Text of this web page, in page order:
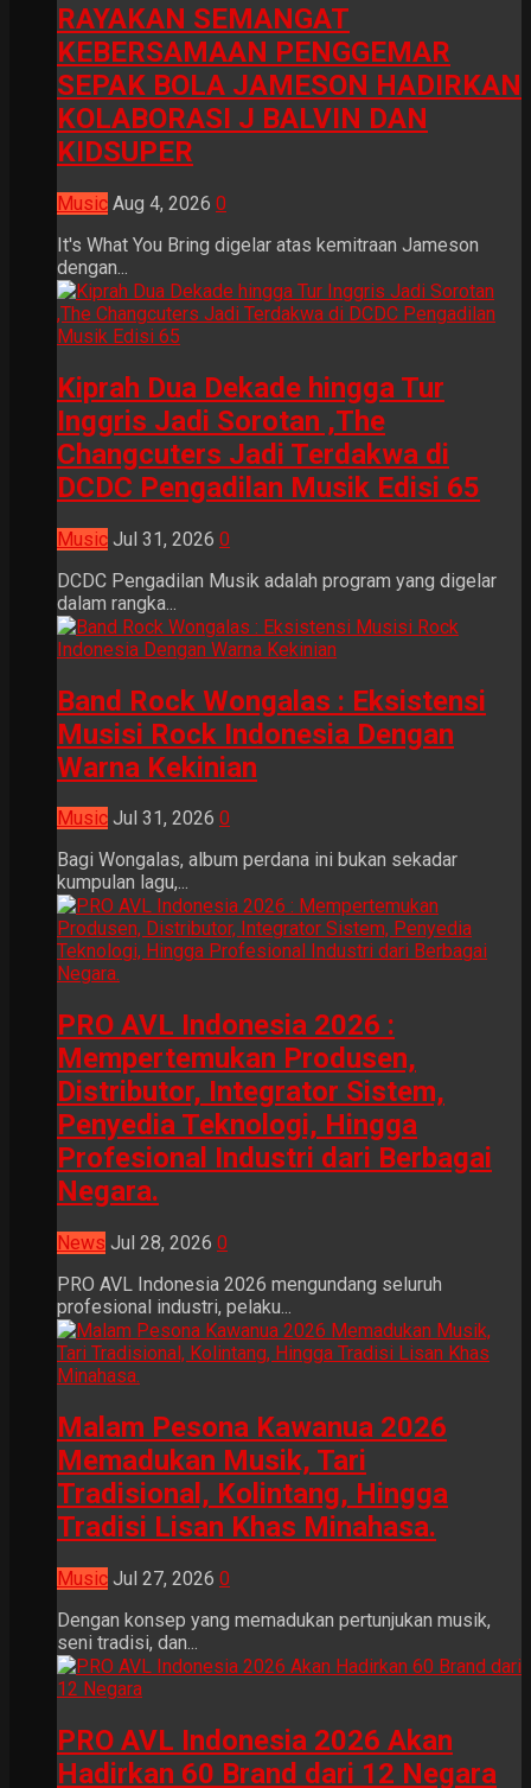
RAYAKAN SEMANGAT
KEBERSAMAAN PENGGEMAR
SEPAK BOLA JAMESON HADIRKAN
KOLABORASI J BALVIN DAN
KIDSUPER
Music Aug 4, 2026 0
It's What You Bring digelar atas kemitraan Jameson
dengan...
Kiprah Dua Dekade hingga Tur
Inggris Jadi Sorotan ,The
Changcuters Jadi Terdakwa di
DCDC Pengadilan Musik Edisi 65
Music Jul 31, 2026 0
DCDC Pengadilan Musik adalah program yang digelar
dalam rangka...
Band Rock Wongalas : Eksistensi
Musisi Rock Indonesia Dengan
Warna Kekinian
Music Jul 31, 2026 0
Bagi Wongalas, album perdana ini bukan sekadar
kumpulan lagu,...
PRO AVL Indonesia 2026 :
Mempertemukan Produsen,
Distributor, Integrator Sistem,
Penyedia Teknologi, Hingga
Profesional Industri dari Berbagai
Negara.
News Jul 28, 2026 0
PRO AVL Indonesia 2026 mengundang seluruh
profesional industri, pelaku...
Malam Pesona Kawanua 2026
Memadukan Musik, Tari
Tradisional, Kolintang, Hingga
Tradisi Lisan Khas Minahasa.
Music Jul 27, 2026 0
Dengan konsep yang memadukan pertunjukan musik,
seni tradisi, dan...
PRO AVL Indonesia 2026 Akan
Hadirkan 60 Brand dari 12 Negara